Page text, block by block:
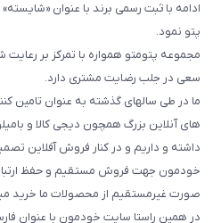
ادامه با ثبت رسمی برند با عنوان
پتو نمود.
مجموعه پتومتو همواره با تمرکز بر
سعی در جلب رضایت مشتری دارد.
ما در طی سالهای گذشته به عنوان تامین
های آنلاین بزرگ همچون دیجی کالا و
داشته و داریم و در کنار فروش آفلاین
خودمون جهت فروش مستقیم و حفظ ارتباط
صورت غیرمستقیم از محصولات ما خرید